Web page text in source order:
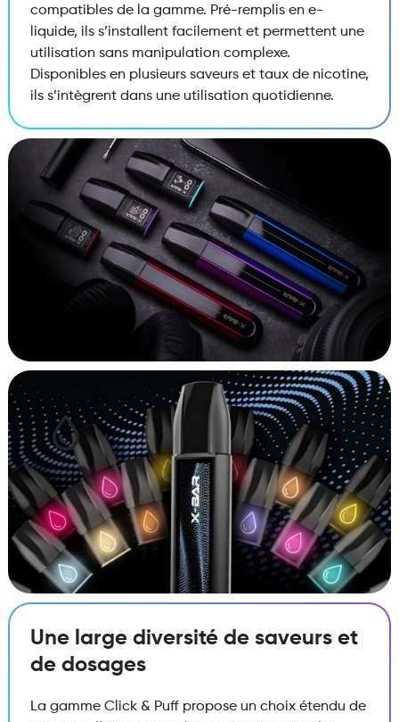
compatibles de la gamme. Pré-remplis en e-
liquide, ils s’installent facilement et permettent une
utilisation sans manipulation complexe.
Disponibles en plusieurs saveurs et taux de nicotine,
ils s’intègrent dans une utilisation quotidienne.
Une large diversité de saveurs et
de dosages
La gamme Click & Puff propose un choix étendu de